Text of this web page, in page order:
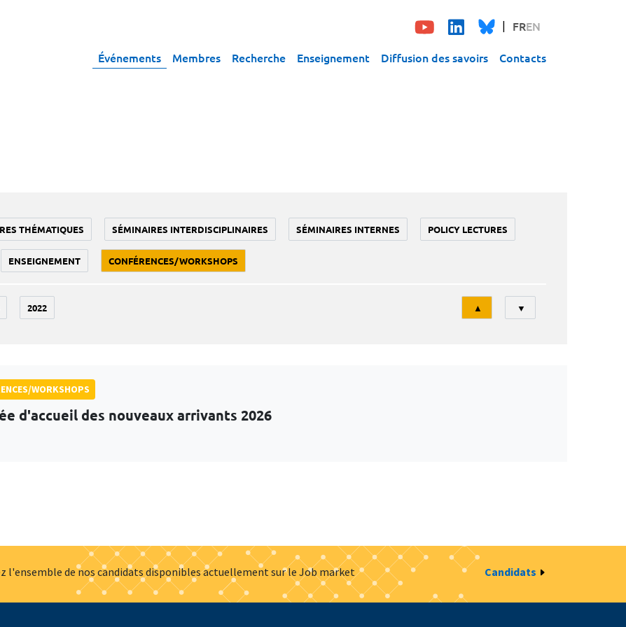
FREN
Événements Membres Recherche Enseignement Diffusion des savoirs Contacts
THÉMATIQUES SÉMINAIRES INTERDISCIPLINAIRES SÉMINAIRES INTERNES POLICY LECTURES
ENSEIGNEMENT CONFÉRENCES/WORKSHOPS
2022
Tri
▲ ▼
WORKSHOPS
d'accueil des nouveaux arrivants 2026
l'ensemble de nos candidats disponibles actuellement sur le Job market Candidats